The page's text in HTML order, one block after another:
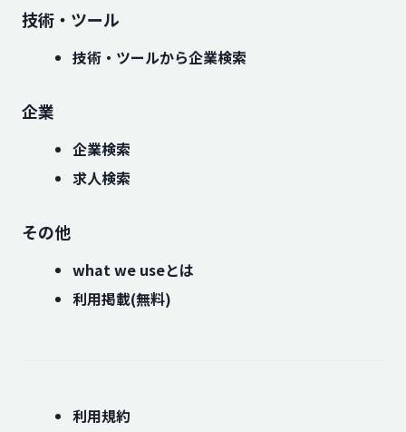
技術・ツール
技術・ツールから企業検索
企業
企業検索
求人検索
その他
what we useとは
利用掲載(無料)
利用規約